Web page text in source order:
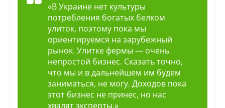
«В Украине нет культуры
потребления богатых белком
улиток, поэтому пока мы
ориентируемся на зарубежный
рынок. Улитке фермы — очень
непростой бизнес. Сказать точно,
что мы и в дальнейшем им будем
заниматься, не могу. Доходов пока
этот бизнес не принес, но нас
хвалят эксперты.»